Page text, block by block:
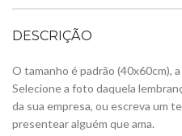
DESCRIÇÃO
O tamanho é padrão (40x60cm),
Selecione a foto daquela
da sua empresa, ou escreva um
presentear alguém que ama.